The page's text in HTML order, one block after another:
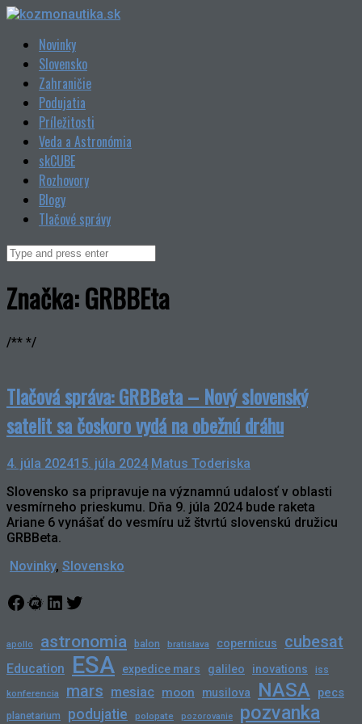
Skip
contentNovinky
Slovensko
Zahraničie
Podujatia
Príležitosti
Veda a Astronómia
skCUBE
Rozhovory
Blogy
Tlačové správy
Search
Značka:GRBBEta
/** */
Tlačová správa: GRBBeta – Nový slovenský
satelit sa čoskoro vydá na obežnú dráhu
4. júla 202415. júla 2024 Matus Toderiska
Slovensko sa pripravuje na významnú udalosť v oblasti
vesmírneho prieskumu. Dňa 9. júla 2024 bude raketa
Ariane 6 vynášať do vesmíru už štvrtú slovenskú družicu
GRBBeta.
Novinky, Slovensko
Facebook
Meetup
LinkedIn
Twitter
apollo astronomia balon bratislava copernicus cubesat
Education ESA expedice mars galileo inovations iss
konferencia mars mesiac moon musilova NASA pecs
planetarium podujatie polopate pozorovanie pozvanka